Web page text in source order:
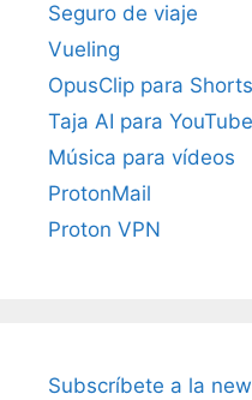
Seguro de viaje
Vueling
OpusClip para Shorts
Taja AI para YouTube
Música para vídeos
ProtonMail
Proton VPN
Subscríbete a la